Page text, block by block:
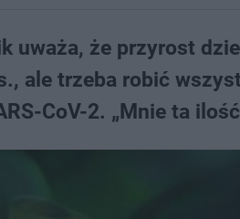
uważa, że przyrost
ale trzeba robić
CoV-2. „Mnie ta